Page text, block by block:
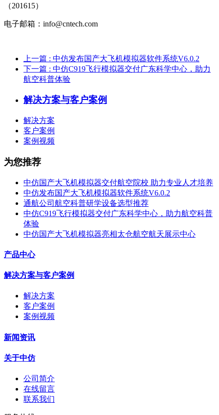
（201615）
电子邮箱：info@cntech.com
上一篇 : 中仿发布国产大飞机模拟器软件系统V6.0.2
下一篇 : 中仿C919飞行模拟器交付广东科学中心，助力
航空科普体验
解决方案与客户案例
解决方案
客户案例
案例视频
为您推荐
中仿国产大飞机模拟器交付航空院校 助力专业人才培养
中仿发布国产大飞机模拟器软件系统V6.0.2
通航公司航空科普研学设备选型推荐
中仿C919飞行模拟器交付广东科学中心，助力航空科普
体验
中仿国产大飞机模拟器亮相太仓航空航天展示中心
产品中心
解决方案与客户案例
解决方案
客户案例
案例视频
新闻资讯
关于中仿
公司简介
在线留言
联系我们